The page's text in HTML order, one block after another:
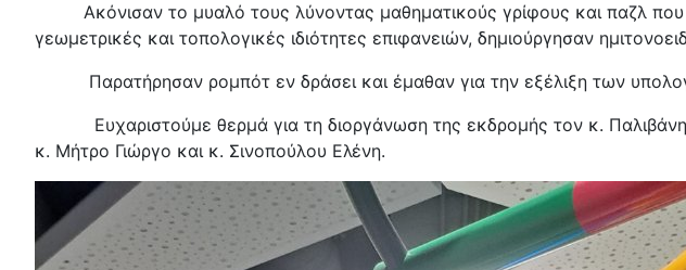
Ακόνισαν το μυαλό τους λύνοντας μαθηματικούς γρίφους και παζλ που
γεωμετρικές και τοπολογικές ιδιότητες επιφανειών, δημιούργησαν
Παρατήρησαν ρομπότ εν δράσει και έμαθαν για την εξέλιξη των
Ευχαριστούμε θερμά για τη διοργάνωση της εκδρομής τον κ. Παλιβάνη
κ. Μήτρο Γιώργο και κ. Σινοπούλου Ελένη.